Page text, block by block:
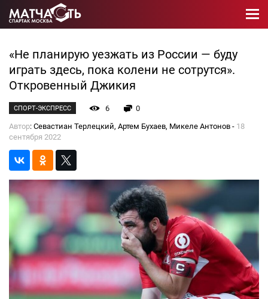
«Не планирую уезжать из России — буду
играть здесь, пока колени не сотрутся».
Откровенный Джикия
СПОРТ-ЭКСПРЕСС 6
0
Автор: Севастиан Терлецкий, Артем Бухаев, Микеле Антонов - 18
сентября 2022